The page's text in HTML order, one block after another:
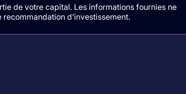
de votre capital. Les informations fournies ne
d’investissement.